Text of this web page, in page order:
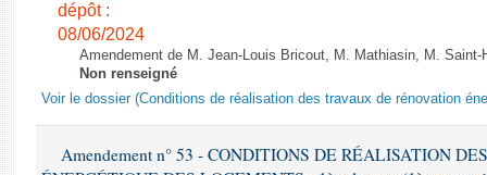
dépôt :
08/06/2024
Amendement de M. Jean-Louis Bricout, M. Mathiasin, M.
Non renseigné
Voir le dossier (Conditions de réalisation des travaux de rénovation
Amendement n° 53 - CONDITIONS DE RÉALISATION